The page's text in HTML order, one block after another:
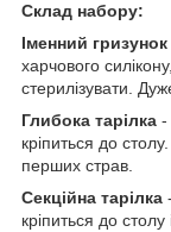
Склад набору:
Іменний гризунок
харчового
стерилізувати.
Глибока тарілка -
кріпиться до
перших страв.
Секційна тарілка
кріпиться до